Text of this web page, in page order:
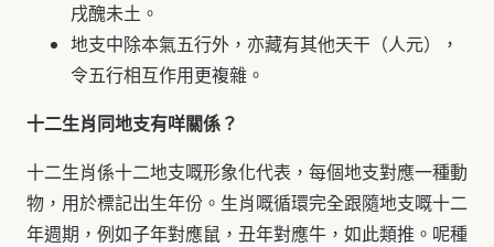
戌醜未土。
地支中除本氣五行外，亦藏有其他天干（人元），
令五行相互作用更複雜。
十二生肖同地支有咩關係？
十二生肖係十二地支嘅形象化代表，每個地支對應一種動
物，用於標記出生年份。生肖嘅循環完全跟隨地支嘅十二
年週期，例如子年對應鼠，丑年對應牛，如此類推。呢種